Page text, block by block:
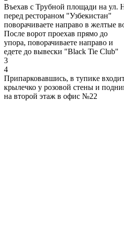
Въехав с Трубной площади на ул.
перед рестораном "Узбекистан"
поворачиваете направо в желтые
После ворот проехав прямо до
упора, поворачиваете направо и
едете до вывески "Black Tie Club"
3
4
Припарковавшись, в тупике
крылечко у розовой стены и
на второй этаж в офис №22